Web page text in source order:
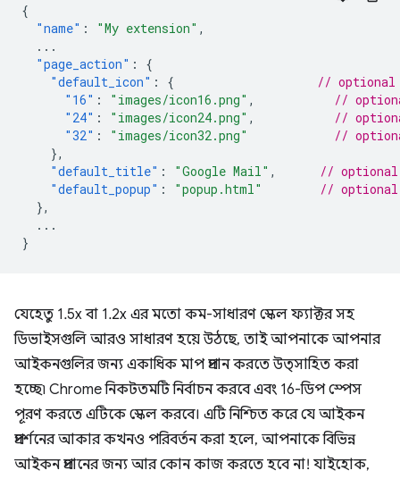
{
"name" : "My extension" ,
...
"page_action" :
{
"default_icon" : {
// optional
"16" : "images/icon16.png" ,
//
"24" : "images/icon24.png" ,
//
"32" : "images/icon32.png"
//
},
"default_title" : "Google Mail" ,
//
"default_popup" : "popup.html"
// optional
},
...
}
যেহেতু 1.5x বা 1.2x এর মতো কম-সাধারণ স্কেল ফ্যাক্টর সহ
ডিভাইসগুলি আরও সাধারণ হয়ে উঠছে, তাই আপনাকে আপনার
আইকনগুলির জন্য একাধিক মাপ প্রদান করতে উত্সাহিত করা
হচ্ছে৷ Chrome নিকটতমটি নির্বাচন করবে এবং 16-ডিপ স্পেস
পূরণ করতে এটিকে স্কেল করবে। এটি নিশ্চিত করে যে আইকন
প্রদর্শনের আকার কখনও পরিবর্তন করা হলে, আপনাকে বিভিন্ন
আইকন প্রদানের জন্য আর কোন কাজ করতে হবে না! যাইহোক,